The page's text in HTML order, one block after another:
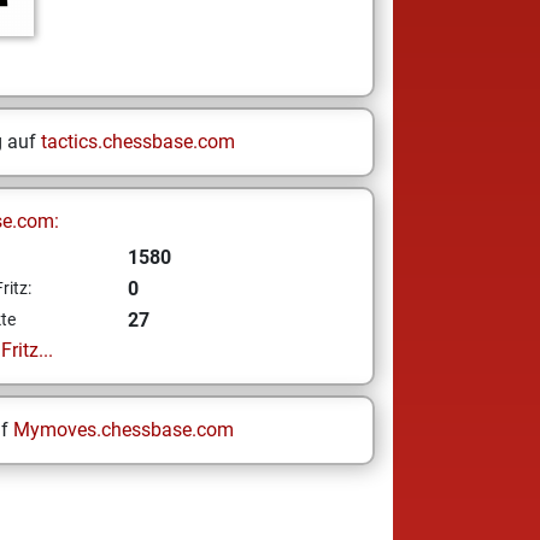
auf tactics.chessbase.com
1580
0
27
Mymoves.chessbase.com